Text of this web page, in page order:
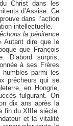
Christ dans les
d’Assise. Ce
dans l’action
intellectuelle.
la pénitence
Autant dire que le
que François
surpris,
à ses Frères
parmi les
prêcheurs qui se
en Hongrie,
fulgurant. On
dix ans après la
fin du XIIIe siècle.
et la vitalité